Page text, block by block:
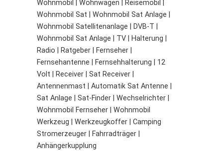
Wohnmobil | Wohnwagen | Reisemobil |
Wohnmobil Sat | Wohnmobil Sat Anlage |
Wohnmobil Satellitenanlage | DVB-T |
Wohnmobil Sat Anlage | TV | Halterung |
Radio | Ratgeber | Fernseher |
Fernsehantenne | Fernsehhalterung | 12
Volt | Receiver | Sat Receiver |
Antennenmast | Automatik Sat Antenne |
Sat Anlage | Sat-Finder | Wechselrichter |
Wohnmobil Fernseher | Wohnmobil
Werkzeug | Werkzeugkoffer | Camping
Stromerzeuger | Fahrradträger |
Anhängerkupplung